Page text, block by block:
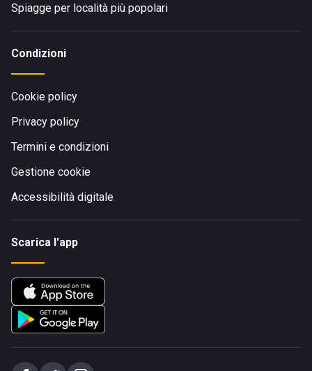
Spiagge per località più popolari
Condizioni
Cookie policy
Privacy policy
Termini e condizioni
Gestione cookie
Accessibilità digitale
Scarica l'app